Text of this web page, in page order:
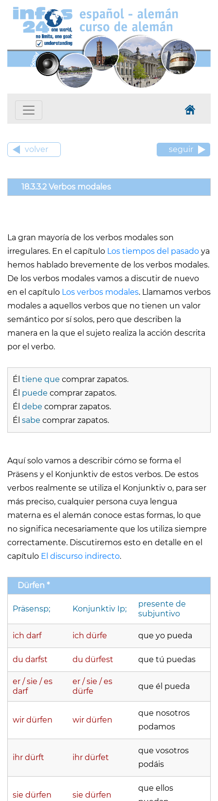
volver seguir
18.3.3.2 Verbos modales
La gran mayoría de los verbos modales son
irregulares. En el capítulo Los tiempos del pasado ya
hemos hablado brevemente de los verbos modales.
De los verbos modales vamos a discutir de nuevo
en el capítulo Los verbos modales. Llamamos verbos
modales a aquellos verbos que no tienen un valor
semántico por sí solos, pero que describen la
manera en la que el sujeto realiza la acción descrita
por el verbo.
Él tiene que comprar zapatos.
Él puede comprar zapatos.
Él debe comprar zapatos.
Él sabe comprar zapatos.
Aquí solo vamos a describir cómo se forma el
Präsens y el Konjunktiv de estos verbos. De estos
verbos realmente se utiliza el Konjunktiv o, para ser
más preciso, cualquier persona cuya lengua
materna es el alemán conoce estas formas, lo que
no significa necesariamente que los utiliza siempre
correctamente. Discutiremos esto en detalle en el
capítulo El discurso indirecto.
Dürfen *
Präsensp; Konjunktiv Ip;
presente de
subjuntivo
ich darf ich dürfe que yo pueda
du darfst du dürfest que tú puedas
er / sie / es
darf
er / sie / es
dürfe
que él pueda
wir dürfen wir dürfen
que nosotros
podamos
ihr dürft ihr dürfet
que vosotros
podáis
sie dürfen sie dürfen
que ellos